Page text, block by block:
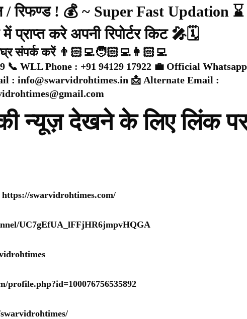
/ रिफण्ड ! 💰 ~ Super Fast Updation
प्राप्त करे अपनी रिपोर्टर किट 🎤🗓️
संपर्क करें 👨🏻‍💻🧑🏻‍💻👩🏻‍💻
📞 WLL Phone : +91 94129 17922 💼 Official
: info@swarvidrohtimes.in 📩 Alternate Email :
की न्यूज़ देखने के लिए लिंक
https://swarvidrohtimes.com/
UC7gEfUA_lFFjHR6jmpvHQGA
profile.php?id=100076756535892